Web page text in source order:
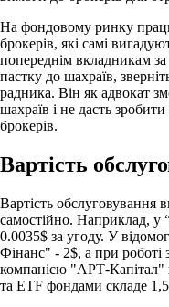
На фондовому ринку
брокерів, які самі
попереднім вкладникам
пастку до шахраїв,
радника. Він як адвокат
шахраїв і не дасть
брокерів.
Вартість
Вартість обслуговування
самостійно. Наприклад, у
0.0035$ за угоду. У
Фінанс" - 2$, а при роботі
компанією "АРТ-Капітал"
та ETF фондами складе